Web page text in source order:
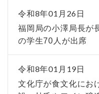
令和8年01月26日
福岡局の小澤局長が
の学生70人が出席
令和8年01月19日
文化庁が食文化にお